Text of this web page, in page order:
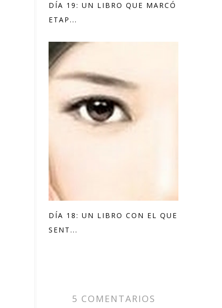
DÍA 19: UN LIBRO QUE MARCÓ UNA
ETAP...
DÍA 18: UN LIBRO CON EL QUE TE
SENT...
5 COMENTARIOS